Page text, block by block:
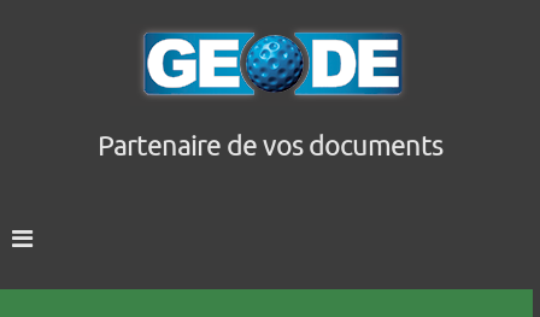
Partenaire de vos documents